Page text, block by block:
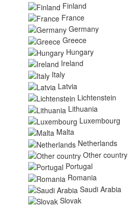
Finland
France
Germany
Greece
Hungary
Ireland
Italy
Latvia
Lichtenstein
Lithuania
Luxembourg
Malta
Netherlands
Other country
Portugal
Romania
Saudi Arabia
Slovak